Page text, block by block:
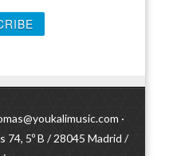
·
74, 5º B / 28045 Madrid /